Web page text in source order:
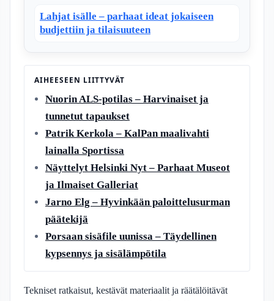
Lahjat isälle – parhaat ideat jokaiseen
budjettiin ja tilaisuuteen
AIHEESEEN LIITTYVÄT
Nuorin ALS-potilas – Harvinaiset ja
tunnetut tapaukset
Patrik Kerkola – KalPan maalivahti
lainalla Sportissa
Näyttelyt Helsinki Nyt – Parhaat Museot
ja Ilmaiset Galleriat
Jarno Elg – Hyvinkään paloittelusurman
päätekijä
Porsaan sisäfile uunissa – Täydellinen
kypsennys ja sisälämpötila
Tekniset ratkaisut, kestävät materiaalit ja räätälöitävät